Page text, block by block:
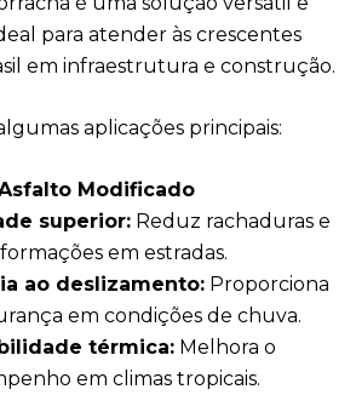
para atender às crescentes
em infraestrutura e construção.
aplicações principais:
Modificado
superior:Reduz rachaduras e
em estradas.
ao deslizamento: Proporciona
em condições de chuva.
térmica:Melhora o
em climas tropicais.